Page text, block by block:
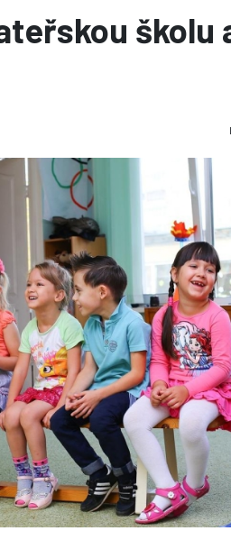
školu